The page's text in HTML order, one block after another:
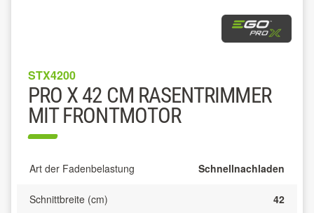
STX4200
PRO X 42 CM RASENTRIMMER
MIT FRONTMOTOR
Art der Fadenbelastung Schnellnachladen
Schnittbreite (cm) 42